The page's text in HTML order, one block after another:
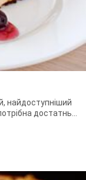
найдоступніший
достатньо